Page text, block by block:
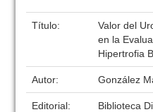
Título:
Valor del
en la
Hipertrofia
Autor: González
Editorial:
Biblioteca